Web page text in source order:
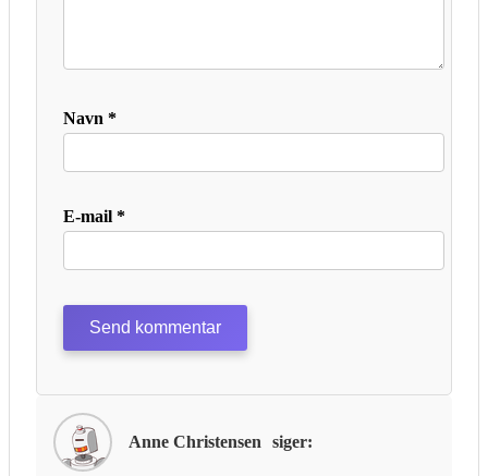
Anne Christensen siger:
Navn *
E-mail *